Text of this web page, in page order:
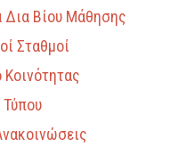
Δια Βίου Μάθησης
Σταθμοί
Κοινότητας
Τύπου